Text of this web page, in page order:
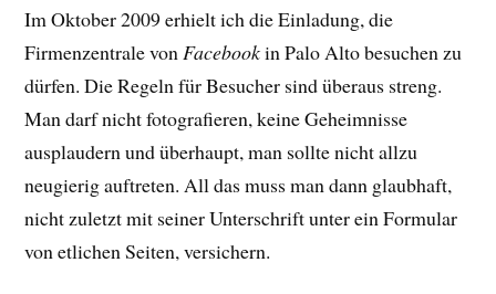
Im Oktober 2009 erhielt ich die Einladung, die
Firmenzentrale vonFacebookin Palo Alto besuchen zu
dürfen. Die Regeln für Besucher sind überaus streng.
Man darf nicht fotografieren, keine Geheimnisse
ausplaudern und überhaupt, man sollte nicht allzu
neugierig auftreten. All das muss man dann glaubhaft,
nicht zuletzt mit seiner Unterschrift unter ein Formular
von etlichen Seiten, versichern.